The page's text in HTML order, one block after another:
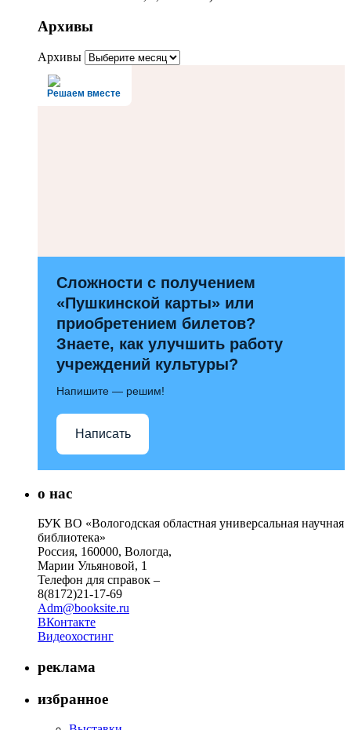
Архивы
Архивы
Решаем вместе
Сложности с получением
«Пушкинской карты» или
приобретением билетов?
Знаете, как улучшить работу
учреждений культуры?
Напишите — решим!
Написать
о нас
БУК ВО «Вологодская областная универсальная научная
библиотека»
Россия, 160000, Вологда,
Марии Ульяновой, 1
Телефон для справок –
8(8172)21-17-69
Adm@booksite.ru
ВКонтакте
Видеохостинг
реклама
избранное